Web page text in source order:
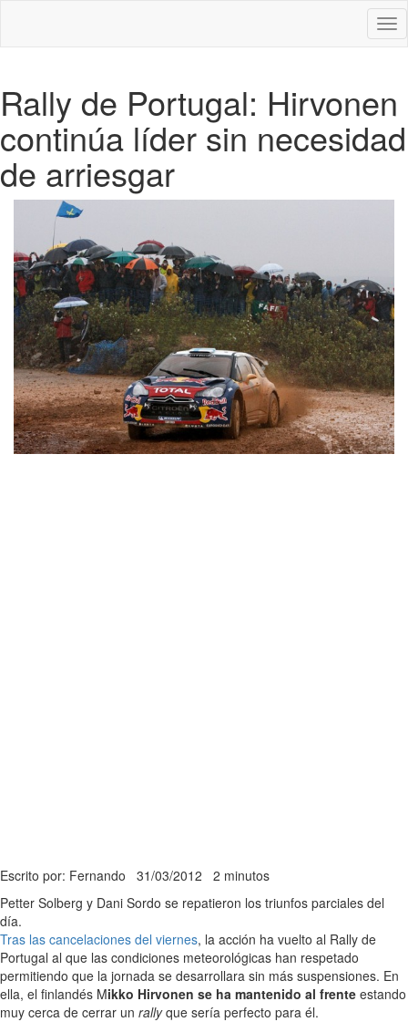
Rally de Portugal: Hirvonen
continúa líder sin necesidad
de arriesgar
Escrito por: Fernando 31/03/2012 2 minutos
Petter Solberg y Dani Sordo se repatieron los triunfos parciales del
día.
Tras las cancelaciones del viernes, la acción ha vuelto al Rally de
Portugal al que las condiciones meteorológicas han respetado
permitiendo que la jornada se desarrollara sin más suspensiones. En
ella, el finlandés Mikko Hirvonen se ha mantenido al frente estando
muy cerca de cerrar un rallyque sería perfecto para él.